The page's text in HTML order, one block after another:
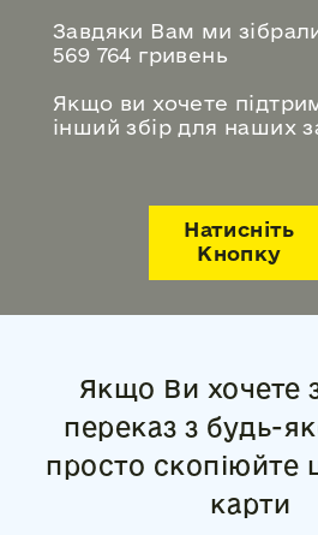
Завдяки Вам ми
569 764 гривень
Якщо ви хочете
інший збір для наших
Натисніть
Кнопку
Якщо Ви хочете
переказ з будь-
просто скопіюйте
карти